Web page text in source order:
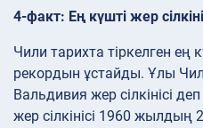
4-факт: Ең күшті жер
Чили тарихта тіркелген ең
рекордын ұстайды. Ұлы
Вальдивия жер сілкінісі
жер сілкінісі 1960